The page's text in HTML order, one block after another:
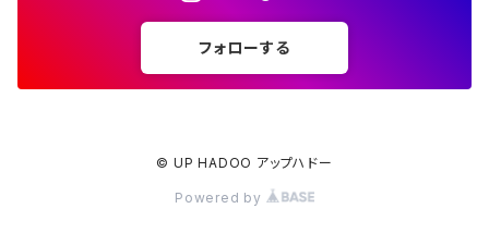
フォローする
© UP HADOO アップハドー
Powered by